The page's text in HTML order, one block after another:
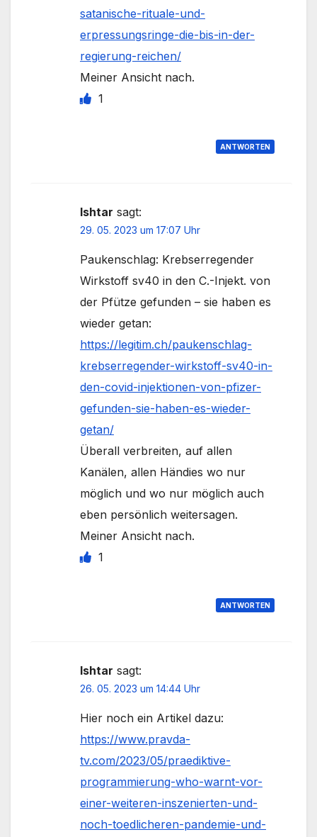
satanische-rituale-und-
erpressungsringe-die-bis-in-der-
regierung-reichen/
Meiner Ansicht nach.
1
ANTWORTEN
Ishtar sagt:
29. 05. 2023 um 17:07 Uhr
Paukenschlag: Krebserregender
Wirkstoff sv40 in den C.-Injekt. von
der Pfütze gefunden – sie haben es
wieder getan:
https://legitim.ch/paukenschlag-
krebserregender-wirkstoff-sv40-in-
den-covid-injektionen-von-pfizer-
gefunden-sie-haben-es-wieder-
getan/
Überall verbreiten, auf allen
Kanälen, allen Händies wo nur
möglich und wo nur möglich auch
eben persönlich weitersagen.
Meiner Ansicht nach.
1
ANTWORTEN
Ishtar sagt:
26. 05. 2023 um 14:44 Uhr
Hier noch ein Artikel dazu:
https://www.pravda-
tv.com/2023/05/praediktive-
programmierung-who-warnt-vor-
einer-weiteren-inszenierten-und-
noch-toedlicheren-pandemie-und-